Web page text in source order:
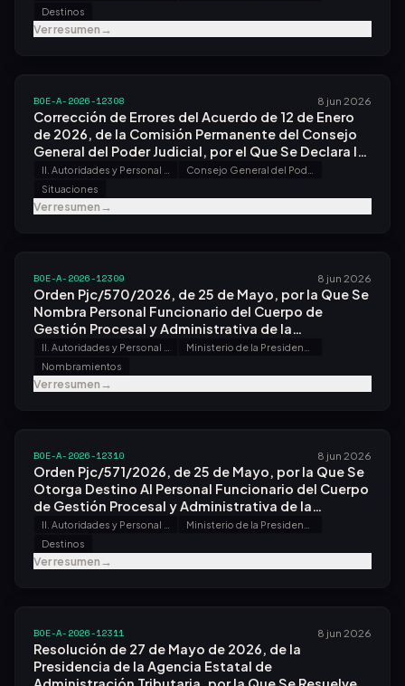
Destinos
Ver resumen→
BOE-A-2026-12308 8 jun 2026
Corrección de Errores del Acuerdo de 12 de Enero
de 2026, de la Comisión Permanente del Consejo
General del Poder Judicial, por el Que Se Declara la
Jubilación Voluntaria de la Magistrada Doña María
Asunción Covadonga Domínguez Luelmo.
Situaciones
Ver resumen→
BOE-A-2026-12309 8 jun 2026
Orden Pjc/570/2026, de 25 de Mayo, por la Que Se
Nombra Personal Funcionario del Cuerpo de
Gestión Procesal y Administrativa de la
Administración de Justicia a las Personas Que Han
Superado el Proceso Selectivo para Ingreso, por el
Sistema General de Acceso Libre, Convocado por
Orden Jus/1288/2022, de 22 de Diciembre.
Nombramientos
Ver resumen→
BOE-A-2026-12310 8 jun 2026
Orden Pjc/571/2026, de 25 de Mayo, por la Que Se
Otorga Destino Al Personal Funcionario del Cuerpo
de Gestión Procesal y Administrativa de la
Administración de Justicia Que Superó el Proceso
Selectivo para Ingreso, por el Sistema General de
Acceso Libre, Convocado por Orden
Jus/1288/2022, de 22 de Diciembre.
Destinos
Ver resumen→
BOE-A-2026-12311 8 jun 2026
Resolución de 27 de Mayo de 2026, de la
Presidencia de la Agencia Estatal de